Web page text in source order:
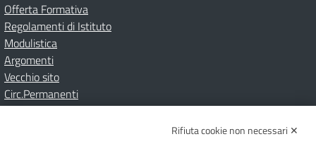
Offerta Formativa
Regolamenti di Istituto
Modulistica
Argomenti
Vecchio sito
Circ.Permanenti
Albo onlinePrivacy Policy
Rifiuta cookie non necessari ✕